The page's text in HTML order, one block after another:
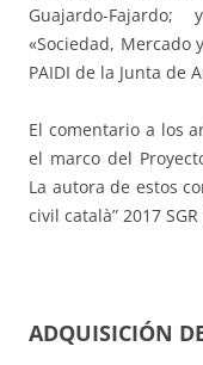
Guajardo-
«Sociedad, Mercado
PAIDI de la Junta de
El comentario a los
el marco del
La autora de estos
civil català” 2017 SGR
ADQUISICIÓN